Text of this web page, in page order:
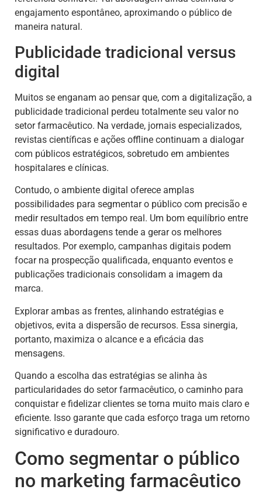
engajamento espontâneo, aproximando o público de
maneira natural.
Publicidade tradicional versus
digital
Muitos se enganam ao pensar que, com a digitalização, a
publicidade tradicional perdeu totalmente seu valor no
setor farmacêutico. Na verdade, jornais especializados,
revistas científicas e ações offline continuam a dialogar
com públicos estratégicos, sobretudo em ambientes
hospitalares e clínicas.
Contudo, o ambiente digital oferece amplas
possibilidades para segmentar o público com precisão e
medir resultados em tempo real. Um bom equilíbrio entre
essas duas abordagens tende a gerar os melhores
resultados. Por exemplo, campanhas digitais podem
focar na prospecção qualificada, enquanto eventos e
publicações tradicionais consolidam a imagem da
marca.
Explorar ambas as frentes, alinhando estratégias e
objetivos, evita a dispersão de recursos. Essa sinergia,
portanto, maximiza o alcance e a eficácia das
mensagens.
Quando a escolha das estratégias se alinha às
particularidades do setor farmacêutico, o caminho para
conquistar e fidelizar clientes se torna muito mais claro e
eficiente. Isso garante que cada esforço traga um retorno
significativo e duradouro.
Como segmentar o público
no marketing farmacêutico